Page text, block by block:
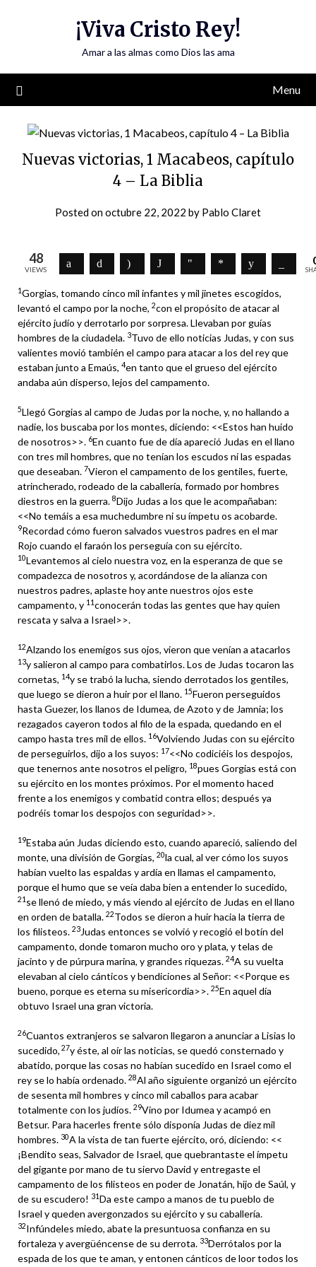
¡Viva Cristo Rey!
Amar a las almas como Dios las ama
Menu
Nuevas victorias, 1 Macabeos, capítulo
4 – La Biblia
Posted onoctubre 22, 2022 by Pablo Claret
48
VIEWS
1Gorgias, tomando cinco mil infantes y mil jinetes escogidos,
levantó el campo por la noche, 2con el propósito de atacar al
ejército judío y derrotarlo por sorpresa. Llevaban por guías
hombres de la ciudadela. 3Tuvo de ello noticias Judas, y con sus
valientes movió también el campo para atacar a los del rey que
estaban junto a Emaús, 4en tanto que el grueso del ejército
andaba aún disperso, lejos del campamento.
5Llegó Gorgias al campo de Judas por la noche, y, no hallando a
nadie, los buscaba por los montes, diciendo: <<Estos han huido
de nosotros>>. 6En cuanto fue de día apareció Judas en el llano
con tres mil hombres, que no tenían los escudos ni las espadas
que deseaban. 7Vieron el campamento de los gentiles, fuerte,
atrincherado, rodeado de la caballería, formado por hombres
diestros en la guerra. 8Dijo Judas a los que le acompañaban:
<<No temáis a esa muchedumbre ni su ímpetu os acobarde.
9Recordad cómo fueron salvados vuestros padres en el mar
Rojo cuando el faraón los perseguía con su ejército.
10Levantemos al cielo nuestra voz, en la esperanza de que se
compadezca de nosotros y, acordándose de la alianza con
nuestros padres, aplaste hoy ante nuestros ojos este
campamento, y 11conocerán todas las gentes que hay quien
rescata y salva a Israel>>.
12Alzando los enemigos sus ojos, vieron que venían a atacarlos
13y salieron al campo para combatirlos. Los de Judas tocaron las
cornetas, 14y se trabó la lucha, siendo derrotados los gentiles,
que luego se dieron a huir por el llano. 15Fueron perseguidos
hasta Guezer, los llanos de Idumea, de Azoto y de Jamnia; los
rezagados cayeron todos al filo de la espada, quedando en el
campo hasta tres mil de ellos. 16Volviendo Judas con su ejército
de perseguirlos, dijo a los suyos: 17<<No codiciéis los despojos,
que tenernos ante nosotros el peligro, 18pues Gorgias está con
su ejército en los montes próximos. Por el momento haced
frente a los enemigos y combatid contra ellos; después ya
podréis tomar los despojos con seguridad>>.
19Estaba aún Judas diciendo esto, cuando apareció, saliendo del
monte, una división de Gorgias, 20la cual, al ver cómo los suyos
habían vuelto las espaldas y ardía en llamas el campamento,
porque el humo que se veía daba bien a entender lo sucedido,
21 se llenó de miedo, y más viendo al ejército de Judas en el llano
en orden de batalla. 22Todos se dieron a huir hacia la tierra de
los filisteos. 23Judas entonces se volvió y recogió el botín del
campamento, donde tomaron mucho oro y plata, y telas de
jacinto y de púrpura marina, y grandes riquezas. 24A su vuelta
elevaban al cielo cánticos y bendiciones al Señor: <<Porque es
bueno, porque es eterna su misericordia>>. 25En aquel día
obtuvo Israel una gran victoria.
26Cuantos extranjeros se salvaron llegaron a anunciar a Lisias lo
sucedido, 27y éste, al oír las noticias, se quedó consternado y
abatido, porque las cosas no habían sucedido en Israel como el
rey se lo había ordenado. 28Al año siguiente organizó un ejército
de sesenta mil hombres y cinco mil caballos para acabar
totalmente con los judíos. 29Vino por Idumea y acampó en
Betsur. Para hacerles frente sólo disponía Judas de diez mil
hombres. 30A la vista de tan fuerte ejército, oró, diciendo: <<
¡Bendito seas, Salvador de Israel, que quebrantaste el ímpetu
del gigante por mano de tu siervo David y entregaste el
campamento de los filisteos en poder de Jonatán, hijo de Saúl, y
de su escudero! 31Da este campo a manos de tu pueblo de
Israel y queden avergonzados su ejército y su caballería.
32Infúndeles miedo, abate la presuntuosa confianza en su
fortaleza y avergüéncense de su derrota. 33Derrótalos por la
espada de los que te aman, y entonen cánticos de loor todos los